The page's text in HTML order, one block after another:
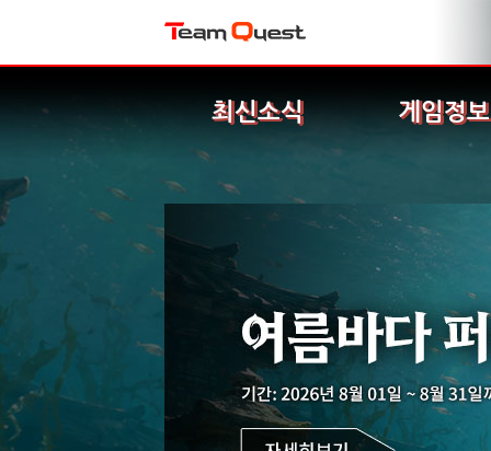
최신소식 게임정보